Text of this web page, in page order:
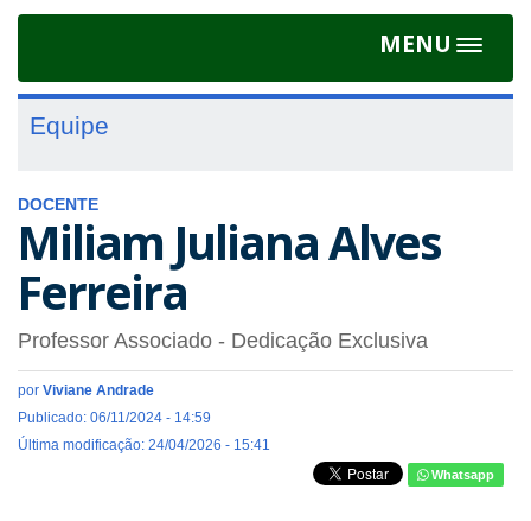
MENU
Toggle
Equipe
DOCENTE
Miliam Juliana Alves
Ferreira
Professor Associado - Dedicação Exclusiva
por Viviane Andrade
Publicado: 06/11/2024 - 14:59
Última modificação: 24/04/2026 - 15:41
Whatsapp